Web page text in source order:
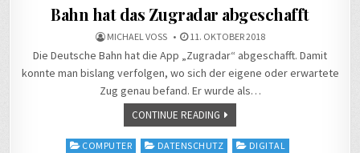
Bahn hat das Zugradar abgeschafft
MICHAEL VOSS 11. OKTOBER 2018
Die Deutsche Bahn hat die App „Zugradar“ abgeschafft. Damit
konnte man bislang verfolgen, wo sich der eigene oder erwartete
Zug genau befand. Er wurde als…
CONTINUE READING
Posted
COMPUTER DATENSCHUTZ
DIGITAL